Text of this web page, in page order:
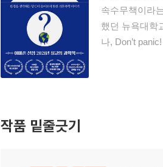
속수무책이라
했던 뉴욕대학
나, Don’t panic!
작품 밑줄긋기